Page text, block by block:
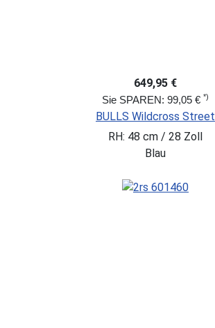
649,95 €
Sie SPAREN: 99,05 € *)
BULLS Wildcross Street
RH: 48 cm / 28 Zoll
Blau